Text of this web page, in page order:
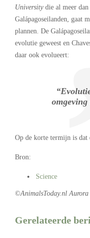
Universitydie al meer dan
Galápagoseilanden, gaat
plannen. De
evolutie geweest en
daar ook evolueert:
Op de korte termijn is dat
Bron:
Science
©AnimalsToday.nl Aurora
Gerelateerde